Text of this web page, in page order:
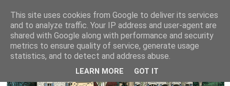
This site uses cookies from Google to deliver its services
and to analyze traffic. Your IP address and user-agent are
shared with Google along with performance and security
metrics to ensure quality of service, generate usage
statistics, and to detect and address abuse.
LEARN MORE GOT IT